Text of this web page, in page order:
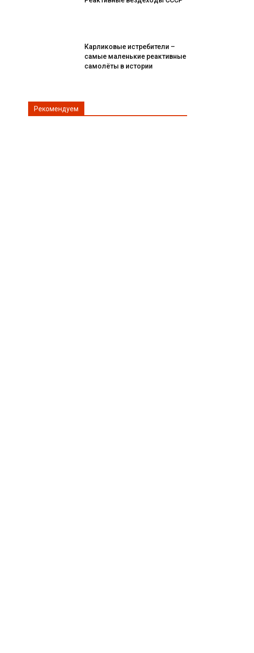
Карликовые истребители –
самые маленькие реактивные
самолёты в истории
Рекомендуем